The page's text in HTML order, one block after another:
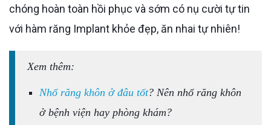
chóng hoàn toàn hồi phục và sớm có nụ cười tự tin
với hàm răng Implant khỏe đẹp, ăn nhai tự nhiên!
Xem thêm:
Nhổ răng khôn ở đâu tốt? Nên nhổ răng khôn
ở bệnh viện hay phòng khám?